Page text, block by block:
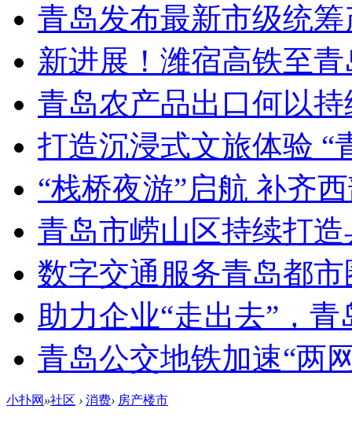
青岛发布最新市级统
新进展！潍宿高铁至
青岛农产品出口何以持
打造沉浸式文旅体验 “
“栈桥夜游”启航 补齐
青岛市崂山区持续打
数字交通服务青岛都
助力企业“走出去”，
青岛公交地铁加速“两
小扑网 »社区 › 消费› 房产楼市